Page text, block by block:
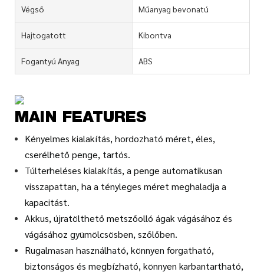
Végső Műanyag bevonatú
Hajtogatott Kibontva
Fogantyú Anyag ABS
MAIN FEATURES
Kényelmes kialakítás, hordozható méret, éles,
cserélhető penge, tartós.
Túlterheléses kialakítás, a penge automatikusan
visszapattan, ha a tényleges méret meghaladja a
kapacitást.
Akkus, újratölthető metszőolló ágak vágásához és
vágásához gyümölcsösben, szőlőben.
Rugalmasan használható, könnyen forgatható,
biztonságos és megbízható, könnyen karbantartható,